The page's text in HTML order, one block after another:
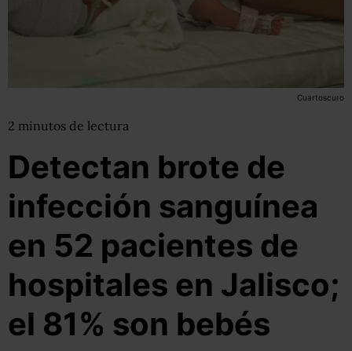
Cuartoscuro
2 minutos de lectura
Detectan brote de
infección sanguínea
en 52 pacientes de
hospitales en Jalisco;
el 81% son bebés